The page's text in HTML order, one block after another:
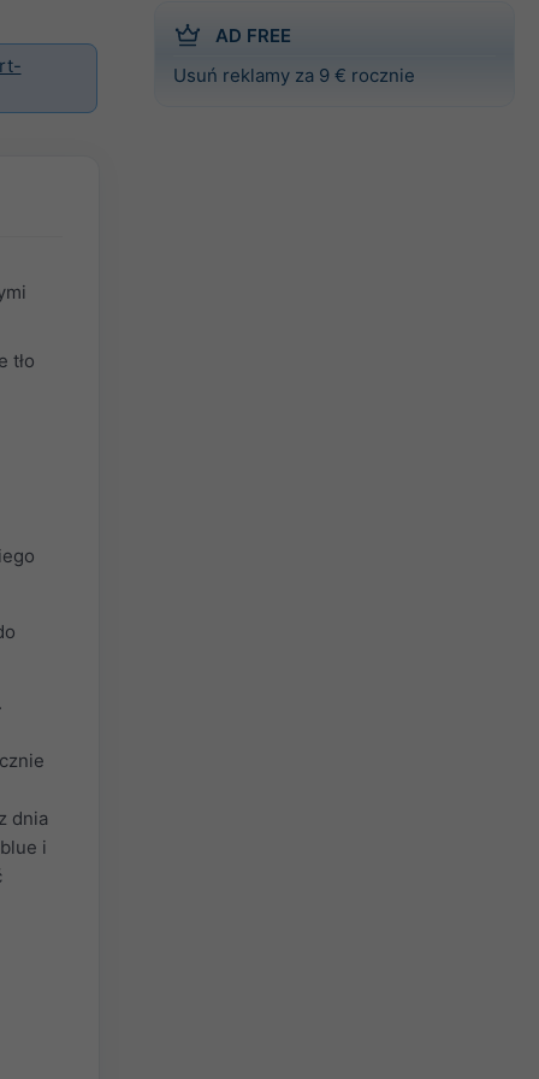
AD FREE
Usuń reklamy za 9 € rocznie
tło
dnia
i